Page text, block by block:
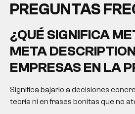
PREGUNTAS
¿QUÉ SIGNIFICA
META
EMPRESAS EN LA
Significa bajarlo a decisiones
teoría ni en frases bonitas que no